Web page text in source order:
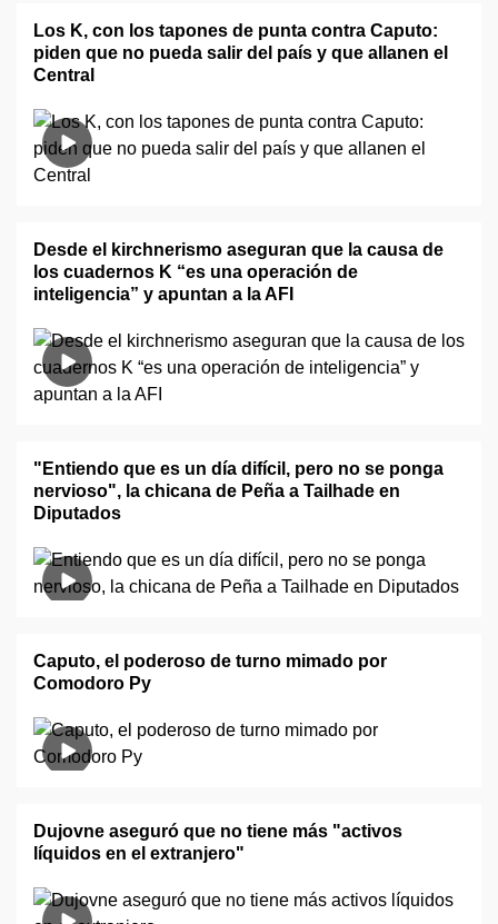
Los K, con los tapones de punta contra Caputo:
piden que no pueda salir del país y que allanen el
Central
Desde el kirchnerismo aseguran que la causa de
los cuadernos K “es una operación de
inteligencia” y apuntan a la AFI
"Entiendo que es un día difícil, pero no se ponga
nervioso", la chicana de Peña a Tailhade en
Diputados
Caputo, el poderoso de turno mimado por
Comodoro Py
Dujovne aseguró que no tiene más "activos
líquidos en el extranjero"